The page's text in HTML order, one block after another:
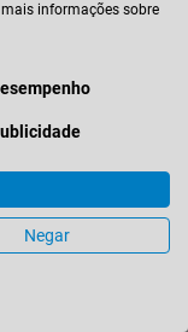
informações sobre
Negar